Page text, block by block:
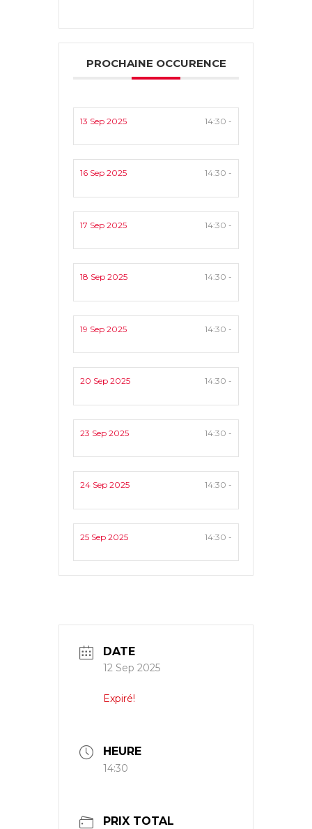
PROCHAINE OCCURENCE
13 Sep 2025 14:30 -
16 Sep 2025 14:30 -
17 Sep 2025 14:30 -
18 Sep 2025 14:30 -
19 Sep 2025 14:30 -
20 Sep 2025 14:30 -
23 Sep 2025 14:30 -
24 Sep 2025 14:30 -
25 Sep 2025 14:30 -
DATE
12 Sep 2025
Expiré!
HEURE
14:30
PRIX TOTAL